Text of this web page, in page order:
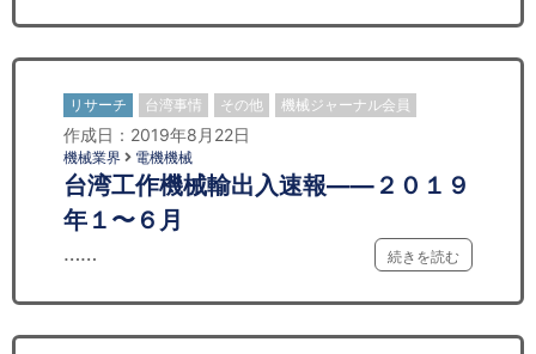
リサーチ 台湾事情 その他 機械ジャーナル会員
作成日：2019年8月22日
機械業界 電機機械
台湾工作機械輸出入速報——２０１９
年１〜６月
…… 続きを読む